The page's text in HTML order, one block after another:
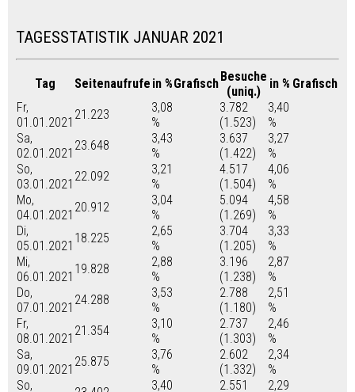
TAGESSTATISTIK JANUAR 2021
Tag Seitenaufrufe in %GrafischBesuche
(uniq.)
in % Grafisch
Fr,
01.01.2021
21.223
3,08
%
3.782
(1.523)
3,40
%
Sa,
02.01.2021
23.648
3,43
%
3.637
(1.422)
3,27
%
So,
03.01.2021
22.092
3,21
%
4.517
(1.504)
4,06
%
Mo,
04.01.2021
20.912
3,04
%
5.094
(1.269)
4,58
%
Di,
05.01.2021
18.225
2,65
%
3.704
(1.205)
3,33
%
Mi,
06.01.2021
19.828
2,88
%
3.196
(1.238)
2,87
%
Do,
07.01.2021
24.288
3,53
%
2.788
(1.180)
2,51
%
Fr,
08.01.2021
21.354
3,10
%
2.737
(1.303)
2,46
%
Sa,
09.01.2021
25.875
3,76
%
2.602
(1.332)
2,34
%
So,
3,40
2.551
2,29